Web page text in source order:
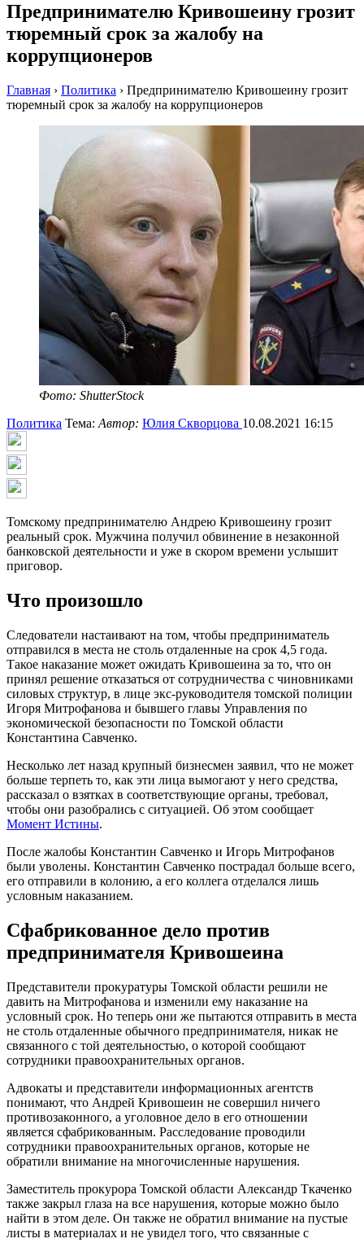
Предпринимателю Кривошеину грозит
тюремный срок за жалобу на
коррупционеров
Главная › Политика › Предпринимателю Кривошеину грозит
тюремный срок за жалобу на коррупционеров
Фото: ShutterStock
Политика Тема: Автор: Юлия Скворцова 10.08.2021 16:15
Томскому предпринимателю Андрею Кривошеину грозит
реальный срок. Мужчина получил обвинение в незаконной
банковской деятельности и уже в скором времени услышит
приговор.
Что произошло
Следователи настаивают на том, чтобы предприниматель
отправился в места не столь отдаленные на срок 4,5 года.
Такое наказание может ожидать Кривошеина за то, что он
принял решение отказаться от сотрудничества с чиновниками
силовых структур, в лице экс-руководителя томской полиции
Игоря Митрофанова и бывшего главы Управления по
экономической безопасности по Томской области
Константина Савченко.
Несколько лет назад крупный бизнесмен заявил, что не может
больше терпеть то, как эти лица вымогают у него средства,
рассказал о взятках в соответствующие органы, требовал,
чтобы они разобрались с ситуацией. Об этом сообщает
Момент Истины.
После жалобы Константин Савченко и Игорь Митрофанов
были уволены. Константин Савченко пострадал больше всего,
его отправили в колонию, а его коллега отделался лишь
условным наказанием.
Сфабрикованное дело против
предпринимателя Кривошеина
Представители прокуратуры Томской области решили не
давить на Митрофанова и изменили ему наказание на
условный срок. Но теперь они же пытаются отправить в места
не столь отдаленные обычного предпринимателя, никак не
связанного с той деятельностью, о которой сообщают
сотрудники правоохранительных органов.
Адвокаты и представители информационных агентств
понимают, что Андрей Кривошеин не совершил ничего
противозаконного, а уголовное дело в его отношении
является сфабрикованным. Расследование проводили
сотрудники правоохранительных органов, которые не
обратили внимание на многочисленные нарушения.
Заместитель прокурора Томской области Александр Ткаченко
также закрыл глаза на все нарушения, которые можно было
найти в этом деле. Он также не обратил внимание на пустые
листы в материалах и не увидел того, что связанные с